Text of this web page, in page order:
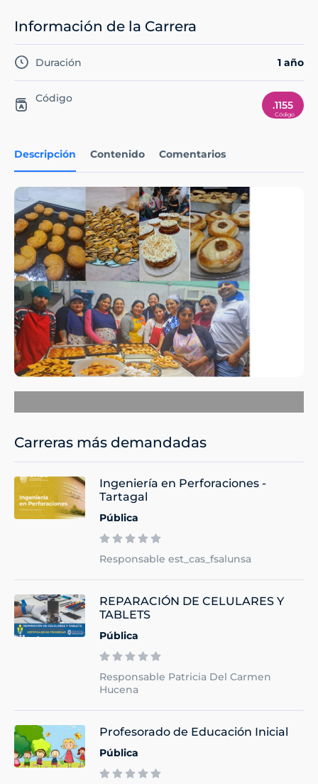
Descripción Contenido Comentarios
Información de la Carrera
Duración 1 año
Código
.1155
Carreras más demandadas
Ingeniería en Perforaciones -
Tartagal
Pública
Responsable est_cas_fsalunsa
REPARACIÓN DE CELULARES Y
TABLETS
Pública
Responsable Patricia Del Carmen
Hucena
Profesorado de Educación Inicial
Pública